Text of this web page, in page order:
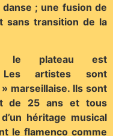
; une fusion de
sans transition de la
le plateau est
Les artistes sont
marseillaise. Ils sont
de 25 ans et tous
héritage musical
le flamenco comme